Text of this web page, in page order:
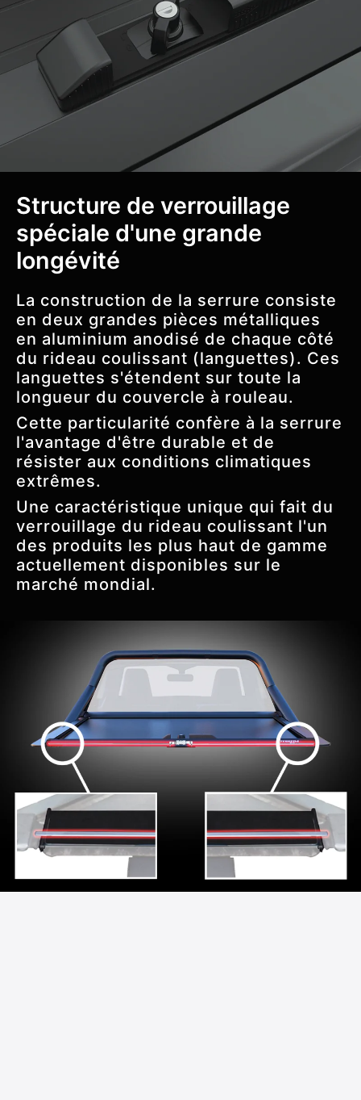
Structure de verrouillage
spéciale d'une grande
longévité
La construction de la serrure consiste
en deux grandes pièces métalliques
en aluminium anodisé de chaque côté
du rideau coulissant (languettes). Ces
languettes s'étendent sur toute la
longueur du couvercle à rouleau.
Cette particularité confère à la serrure
l'avantage d'être durable et de
résister aux conditions climatiques
extrêmes.
Une caractéristique unique qui fait du
verrouillage du rideau coulissant l'un
des produits les plus haut de gamme
actuellement disponibles sur le
marché mondial.